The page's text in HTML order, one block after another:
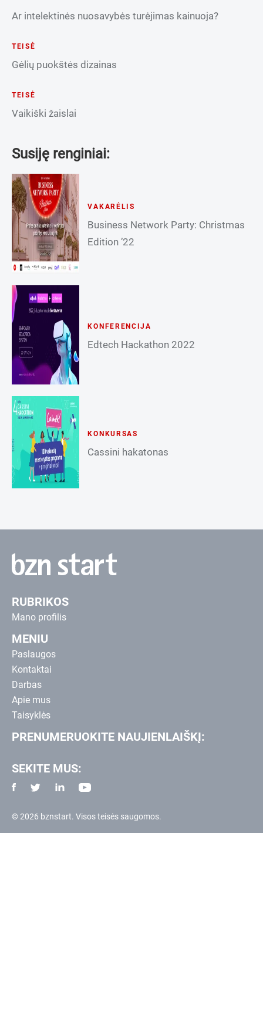
Ar intelektinės nuosavybės turėjimas kainuoja?
TEISĖ
Gėlių puokštės dizainas
TEISĖ
Vaikiški žaislai
Susiję renginiai:
VAKARĖLIS
Business Network Party: Christmas
Edition ’22
KONFERENCIJA
Edtech Hackathon 2022
KONKURSAS
Cassini hakatonas
RUBRIKOS
Mano profilis
MENIU
Paslaugos
Kontaktai
Darbas
Apie mus
Taisyklės
PRENUMERUOKITE NAUJIENLAIŠKĮ:
SEKITE MUS:
© 2026 bznstart. Visos teisės saugomos.